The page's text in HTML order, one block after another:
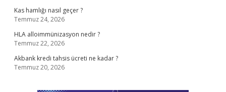
Kas hamlığı nasıl geçer ?
Temmuz 24, 2026
HLA alloimmünizasyon nedir ?
Temmuz 22, 2026
Akbank kredi tahsis ücreti ne kadar ?
Temmuz 20, 2026